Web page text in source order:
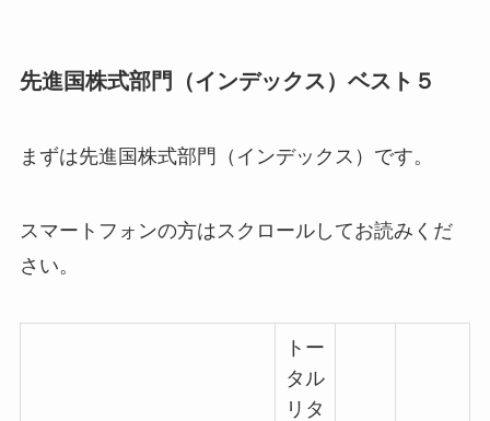
先進国株式部門（インデックス）ベスト５
まずは先進国株式部門（インデックス）です。
スマートフォンの方はスクロールしてお読みくだ
さい。
トー
タル
リタ